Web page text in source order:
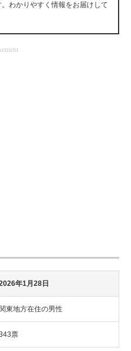
わかりやすく情報をお届けして
年1月28日
関東地方在住の男性
票